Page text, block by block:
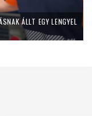
ÁLLT EGY LENGYEL